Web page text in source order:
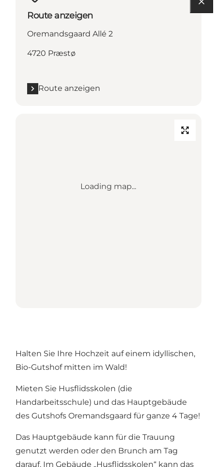
Route anzeigen
Oremandsgaard Allé 2
4720 Præstø
Route anzeigen
Loading map...
Halten Sie Ihre Hochzeit auf einem idyllischen,
Bio-Gutshof mitten im Wald!
Mieten Sie Husflidsskolen (die
Handarbeitsschule) und das Hauptgebäude
des Gutshofs Oremandsgaard für ganze 4 Tage!
Das Hauptgebäude kann für die Trauung
genutzt werden oder den Brunch am Tag
darauf. Im Gebäude „Husflidsskolen“ kann das